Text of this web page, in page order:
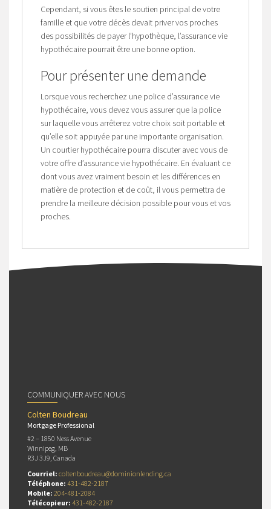
Cependant, si vous êtes le soutien principal de votre
famille et que votre décès devait priver vos proches
des possibilités de payer l’hypothèque, l’assurance vie
hypothécaire pourrait être une bonne option.
Pour présenter une demande
Lorsque vous recherchez une police d’assurance vie
hypothécaire, vous devez vous assurer que la police
sur laquelle vous arrêterez votre choix soit portable et
qu’elle soit appuyée par une importante organisation.
Un courtier hypothécaire pourra discuter avec vous de
votre offre d’assurance vie hypothécaire. En évaluant ce
dont vous avez vraiment besoin et les différences en
matière de protection et de coût, il vous permettra de
prendre la meilleure décision possible pour vous et vos
proches.
COMMUNIQUER AVEC NOUS
Colten Boudreau
Mortgage Professional
#2 – 1850 Ness Avenue
Winnipeg, MB
R3J 3J9, Canada
Courriel: coltenboudreau@dominionlending.ca
Téléphone: 431-482-2187
Mobile: 204-481-2084
Télécopieur: 431-482-2187